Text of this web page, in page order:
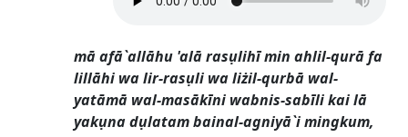
mā afā`allāhu 'alā rasụlihī min ahlil-qurā fa
lillāhi wa lir-rasụli wa liżil-qurbā wal-
yatāmā wal-masākīni wabnis-sabīli kai lā
yakụna dụlatam bainal-agniyā`i mingkum,